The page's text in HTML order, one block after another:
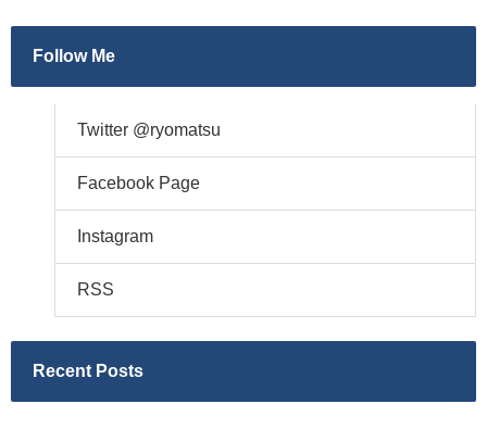
Follow Me
Twitter @ryomatsu
Facebook Page
Instagram
RSS
Recent Posts